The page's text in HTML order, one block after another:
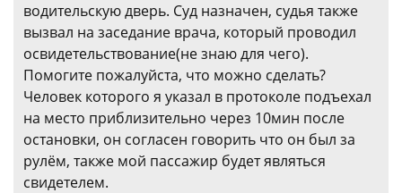
водительскую дверь. Суд назначен, судья также
вызвал на заседание врача, который проводил
освидетельствование(не знаю для чего).
Помогите пожалуйста, что можно сделать?
Человек которого я указал в протоколе подъехал
на место приблизительно через 10мин после
остановки, он согласен говорить что он был за
рулём, также мой пассажир будет являться
свидетелем.